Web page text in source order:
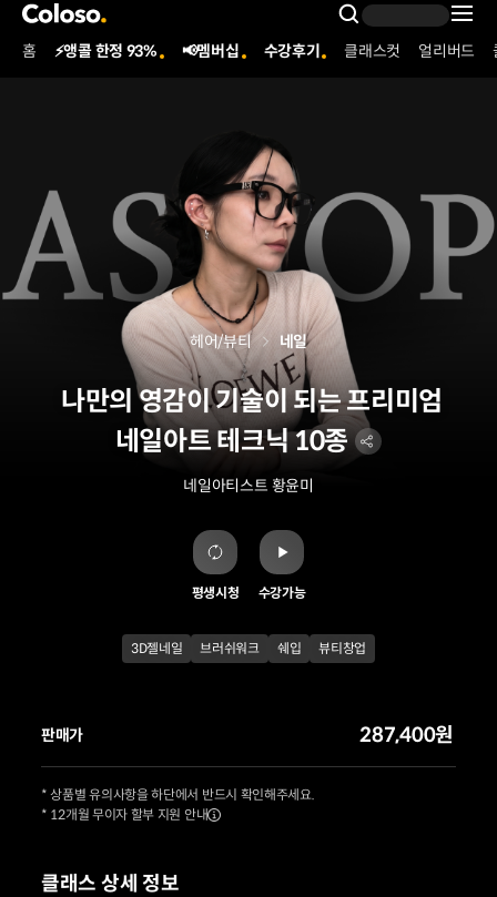
콜로소
Search
Coloso Menu
홈 ⚡앵콜 한정 93% 📢멤버십 수강후기 클래스컷 얼리버드
나만의 영감이 기술이 되는 프리미엄
네일아트 테크닉 10종
네일아티스트 황윤미
헤어/뷰티 네일
평생시청 수강가능
3D젤네일 브러쉬워크 쉐입 뷰티창업
클래스 상세 정보
판매가 287,400원
* 상품별 유의사항을 하단에서 반드시 확인해주세요.
* 12개월 무이자 할부 지원 안내